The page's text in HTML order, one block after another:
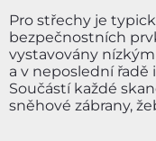
Pro střechy je
bezpečnostních
vystavovány
a v neposlední
Součástí každé
sněhové zábrany,